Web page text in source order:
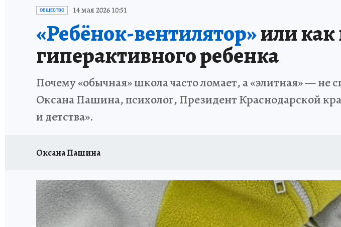
ИСПЫТАНО НА СЕБЕ
ОБЩЕСТВО 14 мая 2026 10:51
«Ребёнок-вентилятор»или
гиперактивного ребенка
Почему «обычная» школа часто ломает, а «элитная» — не
Оксана Пашина, психолог, Президент Краснодарской
и детства».
Оксана Пашина